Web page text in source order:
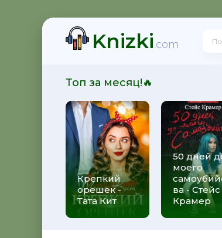
Knizki.com
Топ за месяц!🔥
Крепкий
орешек -
Тата Кит
50 дней
моего
ва - Стейс
Крамер
к уверенности в себе - Дэвид Бернс
практический курс для перемен к